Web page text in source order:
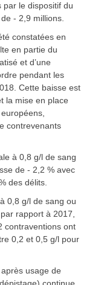
par le dispositif du
- 2,9 millions.
constatées en
en partie du
et d’une
pendant les
Cette baisse est
la mise en place
contrevenants
à 0,8 g/l de sang
de - 2,2 % avec
des délits.
0,8 g/l de sang ou
rapport à 2017,
contraventions ont
0,2 et 0,5 g/l pour
usage de